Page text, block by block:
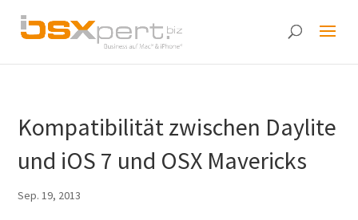
Kompatibilität zwischen Daylite
und iOS 7 und OSX Mavericks
Sep. 19, 2013